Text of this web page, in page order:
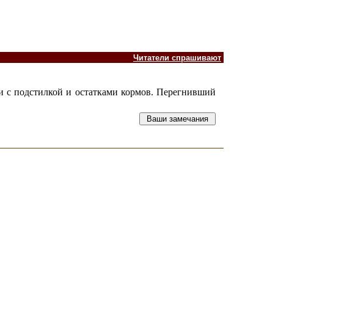
Читатели спрашивают
подстилкой и остатками кормов. Перегнивший